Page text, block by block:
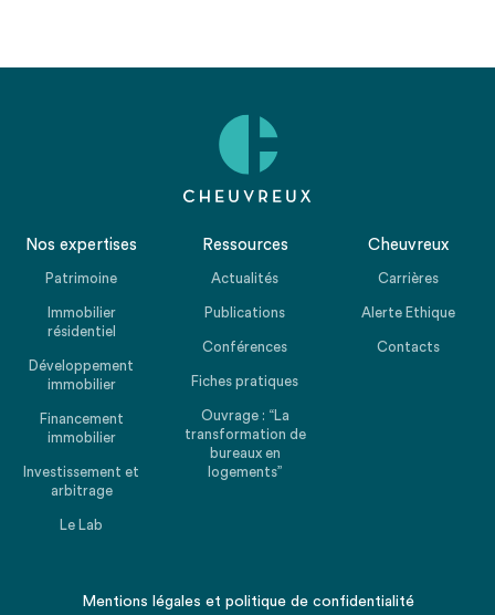
Nos expertises
Patrimoine
Immobilier
résidentiel
Développement
immobilier
Financement
immobilier
Investissement et
arbitrage
Le Lab
Ressources
Actualités
Publications
Conférences
Fiches pratiques
Ouvrage : “La
transformation de
bureaux en
logements”
Cheuvreux
Carrières
Alerte Ethique
Contacts
Mentions légales et politique de confidentialité